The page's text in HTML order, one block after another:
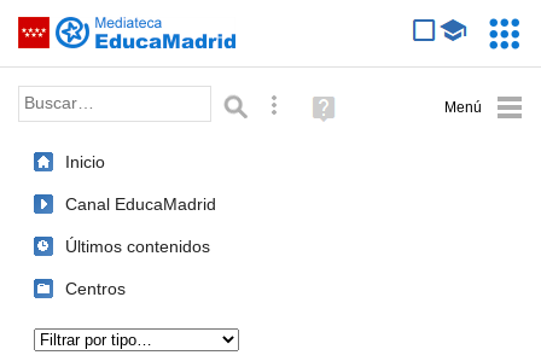
Saltar navegación
Palabra o frase: Búsqueda avanzada
Ayuda
(en
Inicio
Canal EducaMadrid
Últimos contenidos
Centros